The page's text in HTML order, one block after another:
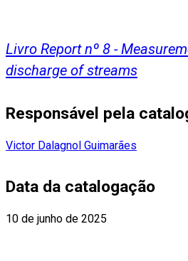
Livro Report nº 8 -
discharge of streams
Responsável pela
Victor Dalagnol Guimarães
Data da catalogação
10 de junho de 2025